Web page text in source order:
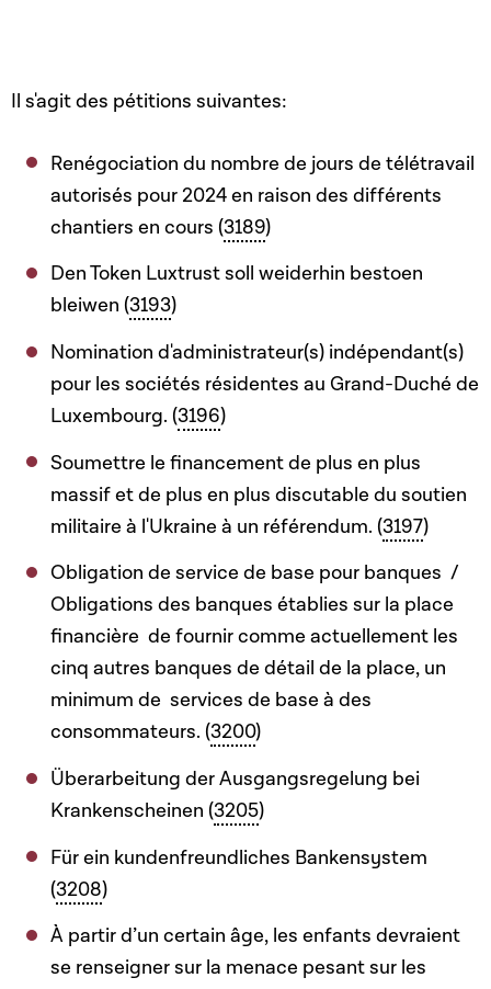
Il s'agit des pétitions suivantes:
Renégociation du nombre de jours de télétravail
autorisés pour 2024 en raison des différents
chantiers en cours (3189)
Den Token Luxtrust soll weiderhin bestoen
bleiwen (3193)
Nomination d'administrateur(s) indépendant(s)
pour les sociétés résidentes au Grand-Duché de
Luxembourg. (3196)
Soumettre le financement de plus en plus
massif et de plus en plus discutable du soutien
militaire à l'Ukraine à un référendum. (3197)
Obligation de service de base pour banques /
Obligations des banques établies sur la place
financière de fournir comme actuellement les
cinq autres banques de détail de la place, un
minimum de services de base à des
consommateurs. (3200)
Überarbeitung der Ausgangsregelung bei
Krankenscheinen (3205)
Für ein kundenfreundliches Bankensystem
(3208)
À partir d’un certain âge, les enfants devraient
se renseigner sur la menace pesant sur les